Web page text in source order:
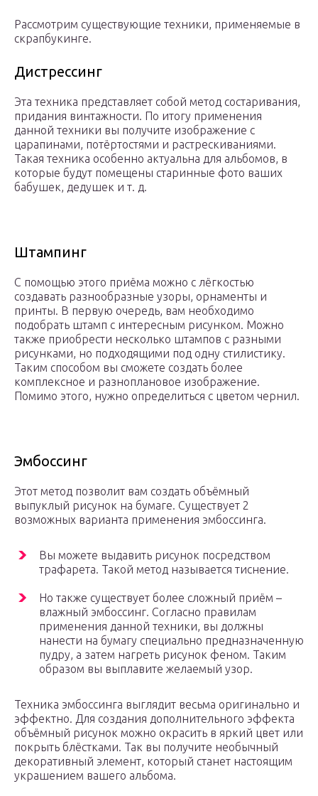
Рассмотрим существующие техники, применяемые в
скрапбукинге.
Дистрессинг
Эта техника представляет собой метод состаривания,
придания винтажности. По итогу применения
данной техники вы получите изображение с
царапинами, потёртостями и растрескиваниями.
Такая техника особенно актуальна для альбомов, в
которые будут помещены старинные фото ваших
бабушек, дедушек и т. д.
Штампинг
С помощью этого приёма можно с лёгкостью
создавать разнообразные узоры, орнаменты и
принты. В первую очередь, вам необходимо
подобрать штамп с интересным рисунком. Можно
также приобрести несколько штампов с разными
рисунками, но подходящими под одну стилистику.
Таким способом вы сможете создать более
комплексное и разноплановое изображение.
Помимо этого, нужно определиться с цветом чернил.
Эмбоссинг
Этот метод позволит вам создать объёмный
выпуклый рисунок на бумаге. Существует 2
возможных варианта применения эмбоссинга.
Вы можете выдавить рисунок посредством
трафарета. Такой метод называется тиснение.
Но также существует более сложный приём –
влажный эмбоссинг. Согласно правилам
применения данной техники, вы должны
нанести на бумагу специально предназначенную
пудру, а затем нагреть рисунок феном. Таким
образом вы выплавите желаемый узор.
Техника эмбоссинга выглядит весьма оригинально и
эффектно. Для создания дополнительного эффекта
объёмный рисунок можно окрасить в яркий цвет или
покрыть блёстками. Так вы получите необычный
декоративный элемент, который станет настоящим
украшением вашего альбома.